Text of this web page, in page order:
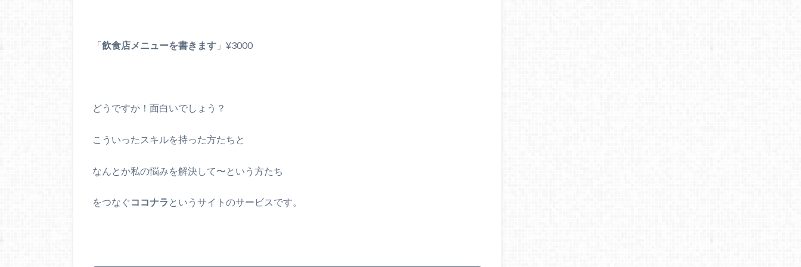
「飲食店メニューを書きます 」¥3000
どうですか！面白いでしょう？
こういったスキルを持った方たちと
なんとか私の悩みを解決して〜という方たち
をつなぐココナラ というサイトのサービスです。